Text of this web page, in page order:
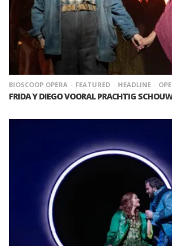
BIOSCOOP OPERA FEATURED HEADLINE
FRIDA Y DIEGO VOORAL PRACHTIG